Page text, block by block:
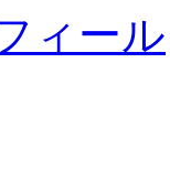
ィール